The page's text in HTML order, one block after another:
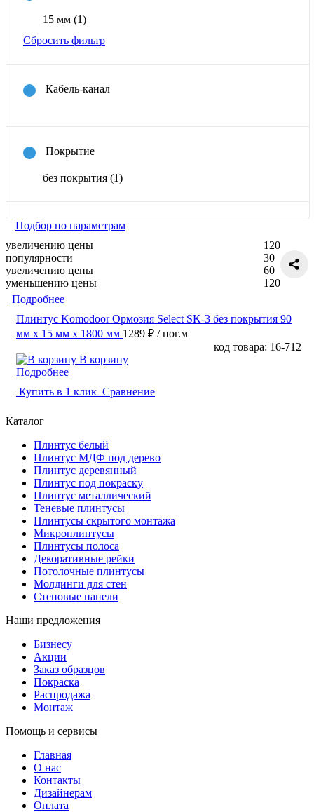
15 мм (1)
Сбросить фильтр
Кабель-канал
Покрытие
без покрытия (1)
Подбор по параметрам
увеличению цены
популярности
увеличению цены
уменьшению цены
120
30
60
120
Подробнее
Плинтус Komodoor Ормозия Select SK-3 без покрытия 90
мм х 15 мм х 1800 мм 1289 ₽ / пог.м
код товара: 16-712
В корзину
Подробнее
Купить в 1 клик Сравнение
Каталог
Плинтус белый
Плинтус МДФ под дерево
Плинтус деревянный
Плинтус под покраску
Плинтус металлический
Теневые плинтусы
Плинтусы скрытого монтажа
Микроплинтусы
Плинтусы полоса
Декоративные рейки
Потолочные плинтусы
Молдинги для стен
Стеновые панели
Наши предложения
Бизнесу
Акции
Заказ образцов
Покраска
Распродажа
Монтаж
Помощь и сервисы
Главная
О нас
Контакты
Дизайнерам
Оплата